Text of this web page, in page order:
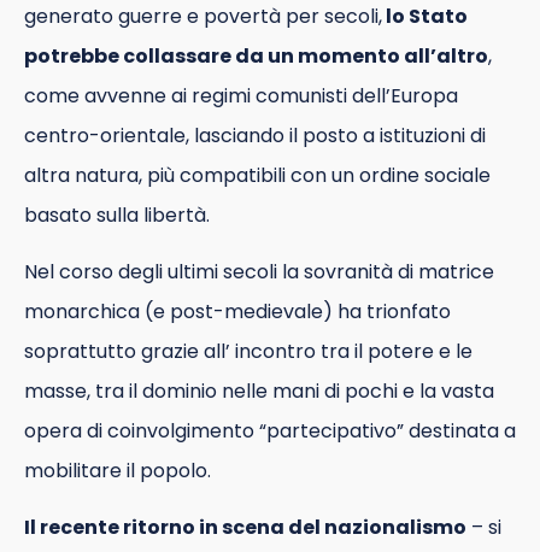
generato guerre e povertà per secoli,lo Stato
potrebbe collassare da un momento all’altro,
come avvenne ai regimi comunisti dell’Europa
centro-orientale, lasciando il posto a istituzioni di
altra natura, più compatibili con un ordine sociale
basato sulla libertà.
Nel corso degli ultimi secoli la sovranità di matrice
monarchica (e post-medievale) ha trionfato
soprattutto grazie all’ incontro tra il potere e le
masse, tra il dominio nelle mani di pochi e la vasta
opera di coinvolgimento “partecipativo” destinata a
mobilitare il popolo.
Il recente ritorno in scena del nazionalismo – si